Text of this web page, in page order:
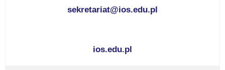
sekretariat@ios.edu.pl
ios.edu.pl